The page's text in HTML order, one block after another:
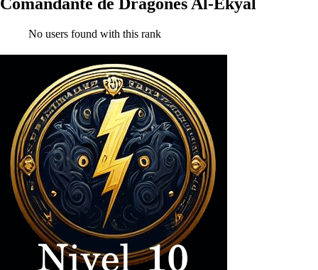
Comandante de Dragones Al-Ekyal
No users found with this rank